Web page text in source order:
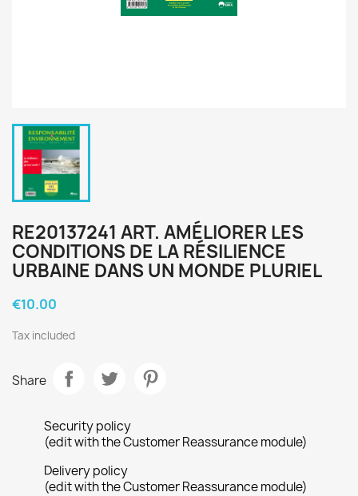
RE20137241 ART. AMÉLIORER LES
CONDITIONS DE LA RÉSILIENCE
URBAINE DANS UN MONDE PLURIEL
€10.00
Tax included
Share
Security policy
(edit with the Customer Reassurance module)
Delivery policy
(edit with the Customer Reassurance module)